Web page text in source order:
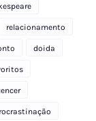
relacionamento
doida